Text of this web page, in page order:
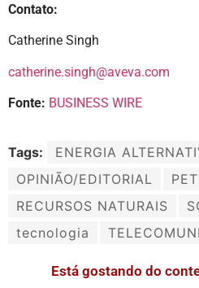
Contato:
Catherine Singh
catherine.singh@aveva.com
Fonte: BUSINESS WIRE
Tags: ENERGIA
OPINIÃO/EDITORIAL
RECURSOS NATURAIS
tecnologia
Está gostando do